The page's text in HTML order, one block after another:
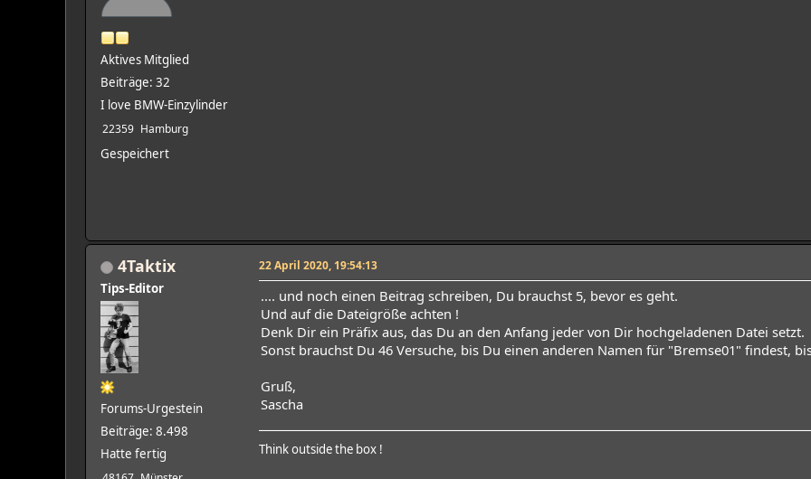
Aktives Mitglied
Beiträge: 32
I love BMW-Einzylinder
22359 Hamburg
Gespeichert
4Taktix
Tips-Editor
Forums-Urgestein
Beiträge: 8.498
Hatte fertig
22 April 2020, 19:54:13
.... und noch einen Beitrag schreiben, Du brauchst 5, bevor es geht.
Und auf die Dateigröße achten !
Denk Dir ein Präfix aus, das Du an den Anfang jeder von Dir hochgeladenen Datei setzt.
Sonst brauchst Du 46 Versuche, bis Du einen anderen Namen für "Bremse01" findest,
Gruß,
Sascha
Think outside the box !